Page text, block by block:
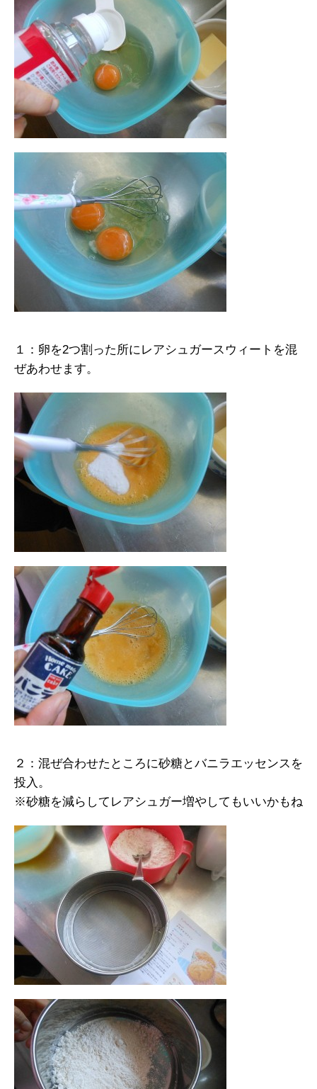
１：卵を2つ割った所にレアシュガースウィートを混
ぜあわせます。
２：混ぜ合わせたところに砂糖とバニラエッセンスを
投入。
※砂糖を減らしてレアシュガー増やしてもいいかもね